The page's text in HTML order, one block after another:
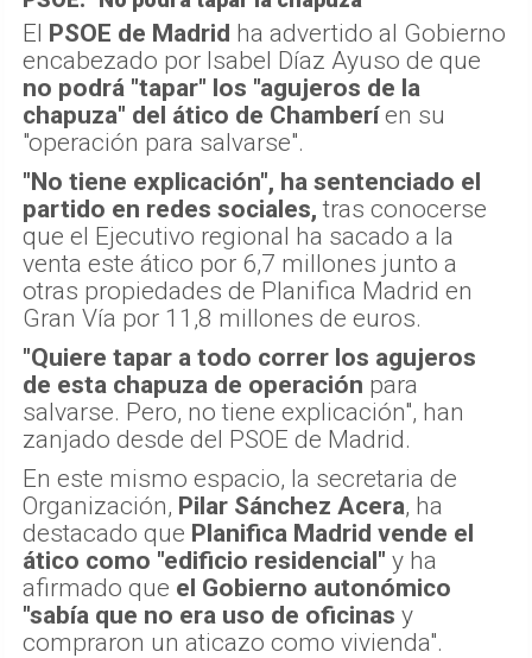
El PSOE de Madrid ha advertido al Gobierno
encabezado por Isabel Díaz Ayuso de que
no podrá "tapar" los "agujeros de la
chapuza" del ático de Chamberíen su
"operación para salvarse".
"No tiene explicación", ha sentenciado el
partido en redes sociales, tras conocerse
que el Ejecutivo regional ha sacado a la
venta este ático por 6,7 millones junto a
otras propiedades de Planifica Madrid en
Gran Vía por 11,8 millones de euros.
"Quiere tapar a todo correr los agujeros
de esta chapuza de operación para
salvarse. Pero, no tiene explicación", han
zanjado desde del PSOE de Madrid.
En este mismo espacio, la secretaria de
Organización, Pilar Sánchez Acera, ha
destacado que Planifica Madrid vende el
ático como "edificio residencial" y ha
afirmado que el Gobierno autonómico
"sabía que no era uso de oficinas y
compraron un aticazo como vivienda".